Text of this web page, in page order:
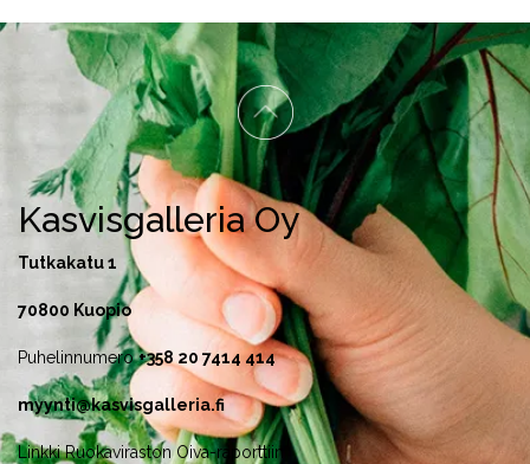
Kasvisgalleria Oy
Tutkakatu 1
70800 Kuopio
Puhelinnumero+35820 7414 414
myynti@kasvisgalleria.fi
Linkki Ruokaviraston Oiva-raporttiin